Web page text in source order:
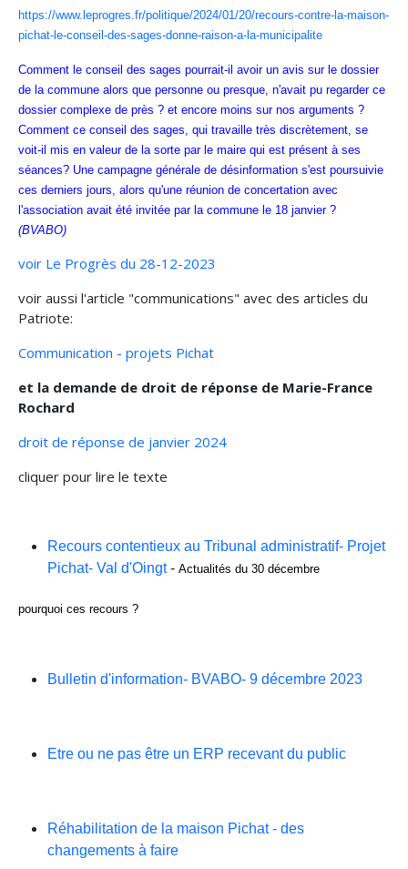
https://www.leprogres.fr/politique/2024/01/20/recours-contre-la-maison-
pichat-le-conseil-des-sages-donne-raison-a-la-municipalite
Comment le conseil des sages pourrait-il avoir un avis sur le dossier
de la commune alors que personne ou presque, n'avait pu regarder ce
dossier complexe de près ? et encore moins sur nos arguments ?
Comment ce conseil des sages, qui travaille très discrètement, se
voit-il mis en valeur de la sorte par le maire qui est présent à ses
séances? Une campagne générale de désinformation s'est poursuivie
ces derniers jours, alors qu'une réunion de concertation avec
l'association avait été invitée par la commune le 18 janvier ?
(BVABO)
voir Le Progrès du 28-12-2023
voir aussi l'article "communications" avec des articles du
Patriote:
Communication - projets Pichat
et la demande de droit de réponse de Marie-France
Rochard
droit de réponse de janvier 2024
cliquer pour lire le texte
Recours contentieux au Tribunal administratif- Projet
Pichat- Val d'Oingt- Actualités du 30 décembre
pourquoi ces recours ?
Bulletin d'information- BVABO- 9 décembre 2023
Etre ou ne pas être un ERP recevant du public
Réhabilitation de la maison Pichat - des
changements à faire